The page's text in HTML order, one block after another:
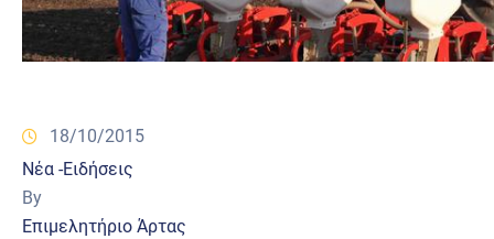
18/10/2015
Νέα -Ειδήσεις
By
Επιμελητήριο Άρτας